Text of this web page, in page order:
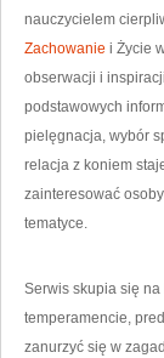
nauczycielem
Zachowanie i Życie
obserwacji i
podstawowych
pielęgnacja, wybór
relacja z koniem
zainteresować
tematyce.
Serwis skupia się
temperamencie,
zanurzyć się w